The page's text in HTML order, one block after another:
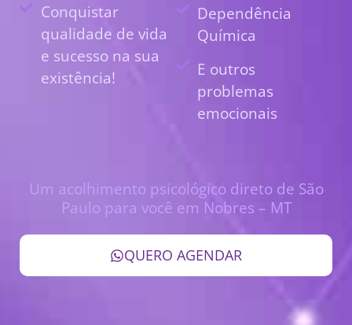
Conquistar
qualidade de vida
e sucesso na sua
existência!
Dependência
Química
E outros
problemas
emocionais
Um acolhimento psicológico direto de São
Paulo para você em Nobres – MT
QUERO AGENDAR